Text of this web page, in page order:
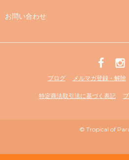
お問い合わせ
ブログ メルマガ登録・解除
特定商法取引法に基づく表記
© Tropical of